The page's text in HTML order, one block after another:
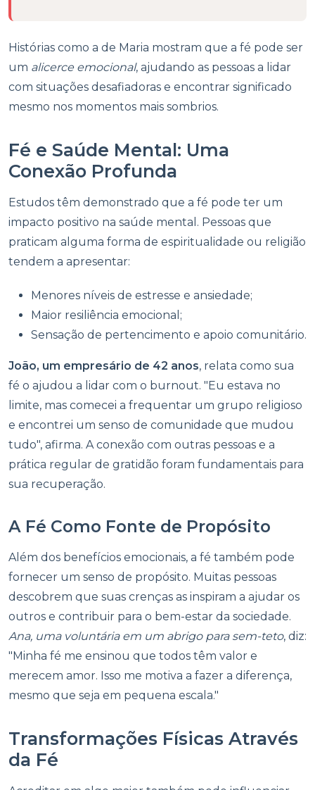
Histórias como a de Maria mostram que a fé pode ser
um alicerce emocional, ajudando as pessoas a lidar
com situações desafiadoras e encontrar significado
mesmo nos momentos mais sombrios.
Fé e Saúde Mental: Uma
Conexão Profunda
Estudos têm demonstrado que a fé pode ter um
impacto positivo na saúde mental. Pessoas que
praticam alguma forma de espiritualidade ou religião
tendem a apresentar:
Menores níveis de estresse e ansiedade;
Maior resiliência emocional;
Sensação de pertencimento e apoio comunitário.
João, um empresário de 42 anos, relata como sua
fé o ajudou a lidar com o burnout. "Eu estava no
limite, mas comecei a frequentar um grupo religioso
e encontrei um senso de comunidade que mudou
tudo", afirma. A conexão com outras pessoas e a
prática regular de gratidão foram fundamentais para
sua recuperação.
A Fé Como Fonte de Propósito
Além dos benefícios emocionais, a fé também pode
fornecer um senso de propósito. Muitas pessoas
descobrem que suas crenças as inspiram a ajudar os
outros e contribuir para o bem-estar da sociedade.
Ana, uma voluntária em um abrigo para sem-teto, diz:
"Minha fé me ensinou que todos têm valor e
merecem amor. Isso me motiva a fazer a diferença,
mesmo que seja em pequena escala."
Transformações Físicas Através
da Fé